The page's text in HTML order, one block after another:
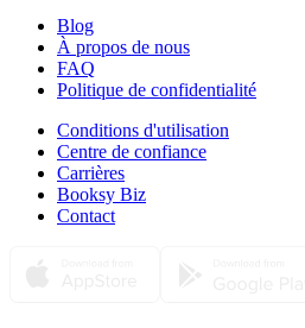
Blog
À propos de nous
FAQ
Politique de confidentialité
Conditions d'utilisation
Centre de confiance
Carrières
Booksy Biz
Contact